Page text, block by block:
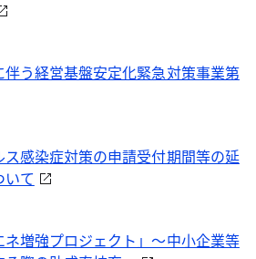
う経営基盤安定化緊急対策事業第
感染症対策の申請受付期間等の延
いて
ネ増強プロジェクト」～中小企業等